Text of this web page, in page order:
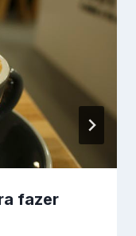
fazer